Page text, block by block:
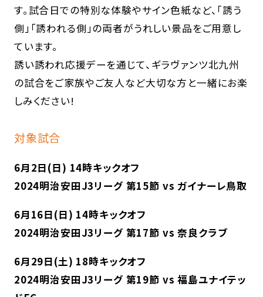
す。試合日での特別な体験やサイン色紙など、「誘う
側」「誘われる側」の両者がうれしい景品をご用意し
ています。
誘い誘われ応援デーを通じて、ギラヴァンツ北九州
の試合をご家族やご友人など大切な方と一緒にお楽
しみください!
対象試合
6月2日(日) 14時キックオフ
2024明治安田J3リーグ 第15節 vs ガイナーレ鳥取
6月16日(日) 14時キックオフ
2024明治安田J3リーグ 第17節 vs 奈良クラブ
6月29日(土) 18時キックオフ
2024明治安田J3リーグ 第19節 vs 福島ユナイテッ